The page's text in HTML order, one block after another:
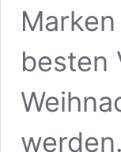
besten